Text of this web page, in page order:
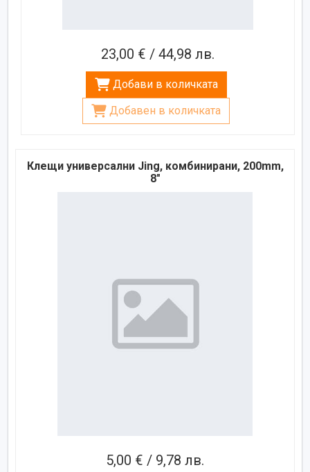
23,00 € / 44,98 лв.
Добави в количката
Добавен в количката
Клещи универсални Jing, комбинирани, 200mm,
8"
5,00 € / 9,78 лв.